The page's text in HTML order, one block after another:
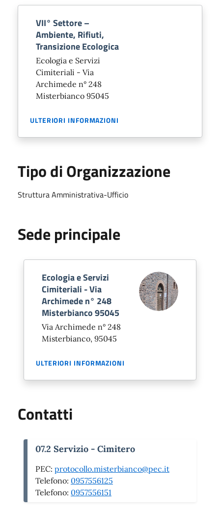
VII° Settore –
Ambiente, Rifiuti,
Transizione Ecologica
Ecologia e Servizi
Cimiteriali - Via
Archimede n° 248
Misterbianco 95045
ULTERIORI INFORMAZIONI
Tipo di Organizzazione
Struttura Amministrativa-Ufficio
Sede principale
Ecologia e Servizi
Cimiteriali - Via
Archimede n° 248
Misterbianco 95045
Via Archimede n° 248
Misterbianco, 95045
ULTERIORI INFORMAZIONI
Contatti
07.2 Servizio - Cimitero
PEC: protocollo.misterbianco@pec.it
Telefono: 0957556125
Telefono: 0957556151